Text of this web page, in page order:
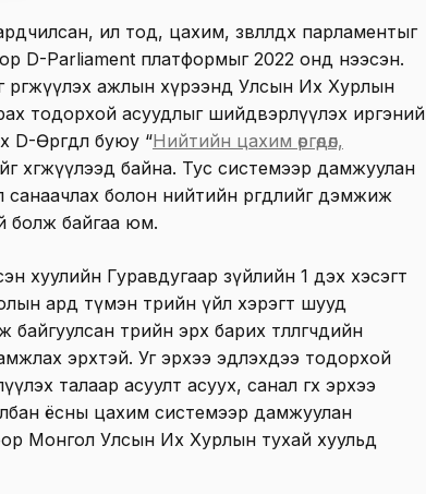
ил тод, цахим, зөвлөлдөх парламентыг
D-Parliament платформыг 2022 онд нээсэн.
ажлын хүрээнд Улсын Их Хурлын
тодорхой асуудлыг шийдвэрлүүлэх иргэний
D-Өргөдөл буюу “Нийтийн цахим өргөдөл,
хөгжүүлээд байна. Тус системээр дамжуулан
санаачлах болон нийтийн өргөдлийг дэмжиж
болж байгаа юм.
хуулийн Гуравдугаар зүйлийн 1 дэх хэсэгт
ард түмэн төрийн үйл хэрэгт шууд
төрийн эрх барих төлөөлөгчдийн
эрхтэй. Уг эрхээ эдлэхдээ тодорхой
талаар асуулт асуух, санал өгөх эрхээ
ёсны цахим системээр дамжуулан
Монгол Улсын Их Хурлын тухай хуульд